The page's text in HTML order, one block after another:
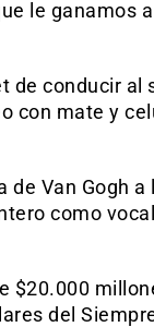
le ganamos
de conducir al
con mate y
de Van Gogh a
como
$20.000
del